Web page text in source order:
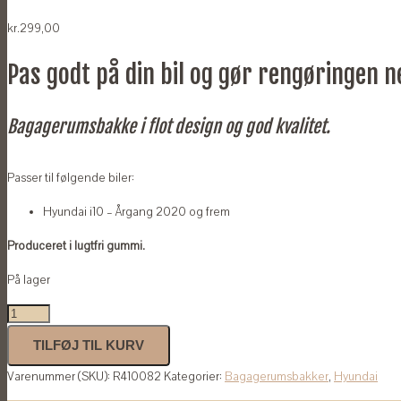
kr.299,00
Pas godt på din bil og gør rengøringen
Bagagerumsbakke i flot design og god kvalitet.
Passer til følgende biler:
Hyundai i10 – Årgang 2020 og frem
Produceret i lugtfri gummi.
På lager
Bagagerumsbakke
i10
TILFØJ TIL KURV
Varenummer (SKU): R410082 Kategorier: Bagagerumsbakker, Hyundai